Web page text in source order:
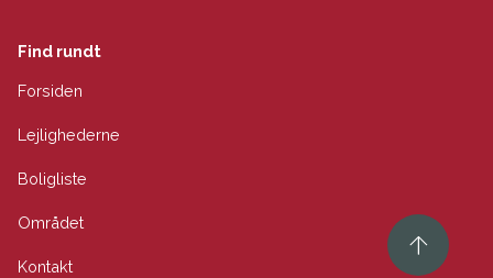
Find rundt
Forsiden
Lejlighederne
Boligliste
Området
Kontakt